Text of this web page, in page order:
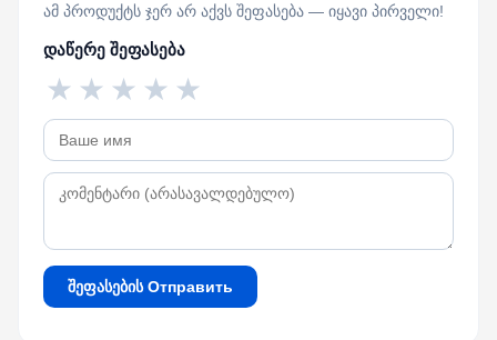
ამ პროდუქტს ჯერ არ აქვს შეფასება — იყავი პირველი!
დაწერე შეფასება
★
★
★
★
★
შეფასების Отправить